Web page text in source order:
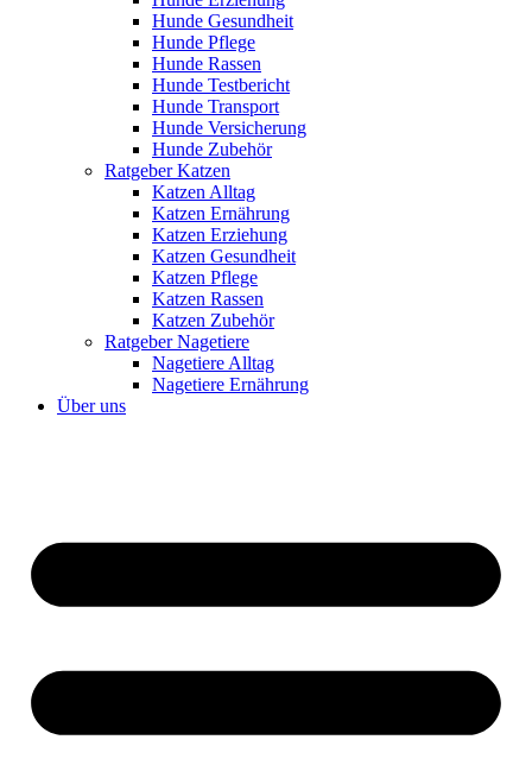
Hunde Gesundheit
Hunde Pflege
Hunde Rassen
Hunde Testbericht
Hunde Transport
Hunde Versicherung
Hunde Zubehör
Ratgeber Katzen
Katzen Alltag
Katzen Ernährung
Katzen Erziehung
Katzen Gesundheit
Katzen Pflege
Katzen Rassen
Katzen Zubehör
Ratgeber Nagetiere
Nagetiere Alltag
Nagetiere Ernährung
Über uns